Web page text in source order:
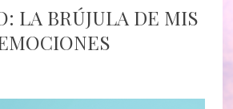
LA BRÚJULA DE MIS